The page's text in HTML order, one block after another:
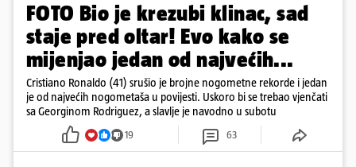
FOTO Bio je krezubi klinac, sad
staje pred oltar! Evo kako se
mijenjao jedan od najvećih...
Cristiano Ronaldo (41) srušio je brojne nogometne rekorde i jedan
je od najvećih nogometaša u povijesti. Uskoro bi se trebao vjenčati
sa Georginom Rodriguez, a slavlje je navodno u subotu
19 63